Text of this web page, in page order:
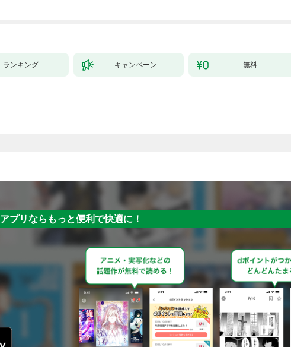
ランキング キャンペーン 無料
アプリならもっと便利で快適に！